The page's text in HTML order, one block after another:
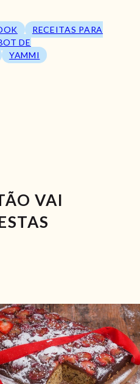
RECEITAS PARA
DE
YAMMI
VAI